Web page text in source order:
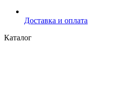
Доставка и оплата
Каталог